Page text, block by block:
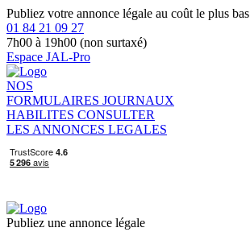
Publiez votre annonce légale au coût le plus bas
01 84 21 09 27
7h00 à 19h00 (non surtaxé)
Espace JAL-Pro
NOS
FORMULAIRES JOURNAUX
HABILITES CONSULTER
LES ANNONCES LEGALES
Publiez une annonce légale